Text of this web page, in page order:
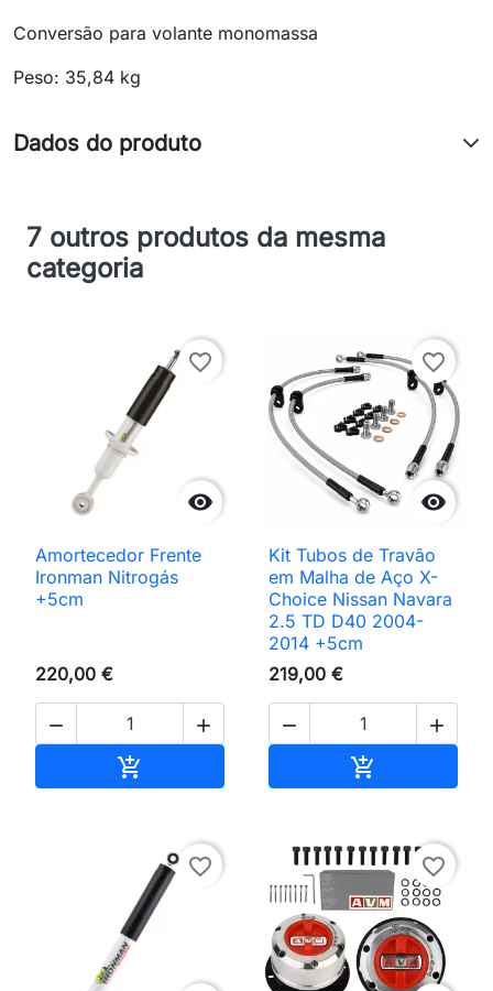
Conversão para volante monomassa
Peso: 35,84 kg
Dados do produto
7 outros produtos da mesma
categoria

favorite_border
Amortecedor Frente
Ironman Nitrogás
+5cm
220,00 €
 


favorite_border
Kit Tubos de Travão
em Malha de Aço X-
Choice Nissan Navara
2.5 TD D40 2004-
2014 +5cm
219,00 €
 

favorite_border favorite_border